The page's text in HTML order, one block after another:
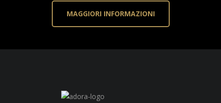
MAGGIORI INFORMAZIONI